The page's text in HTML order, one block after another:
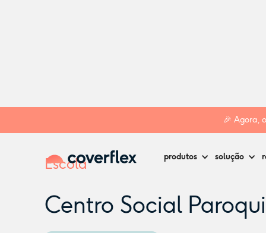
🎉 Agora, o
produtos solução
Escola
Centro Social